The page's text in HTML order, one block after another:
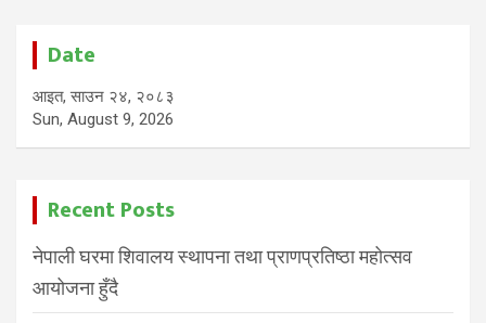
Date
आइत, साउन २४, २०८३
Sun, August 9, 2026
Recent Posts
नेपाली घरमा शिवालय स्थापना तथा प्राणप्रतिष्ठा महोत्सव
आयोजना हुँदै